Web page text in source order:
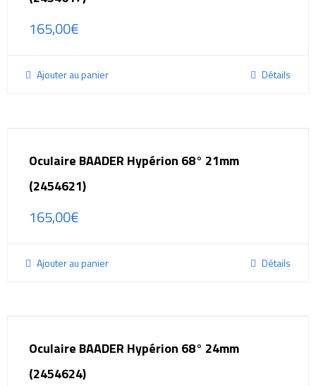
165,00€
Ajouter au panier Détails
Oculaire BAADER Hypérion 68° 21mm
(2454621)
165,00€
Ajouter au panier Détails
Oculaire BAADER Hypérion 68° 24mm
(2454624)